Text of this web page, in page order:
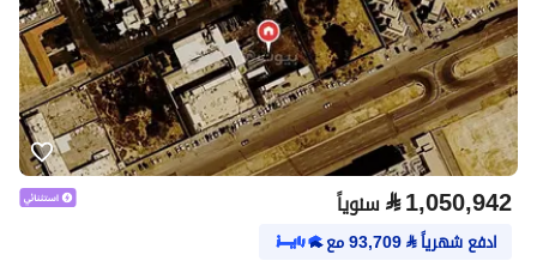
⃁1,050,942 سنوياً
ادفع شهرياً⃁
93,709مع